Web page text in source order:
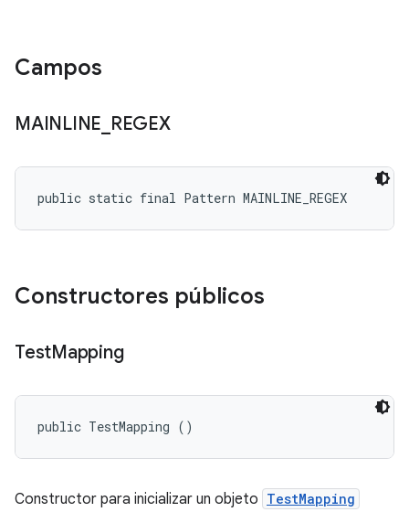
Campos
MAINLINE REGEX
public static final Pattern MAINLINE_REGEX
Constructores públicos
TestMapping
public TestMapping ()
Constructor para inicializar un objeto TestMapping